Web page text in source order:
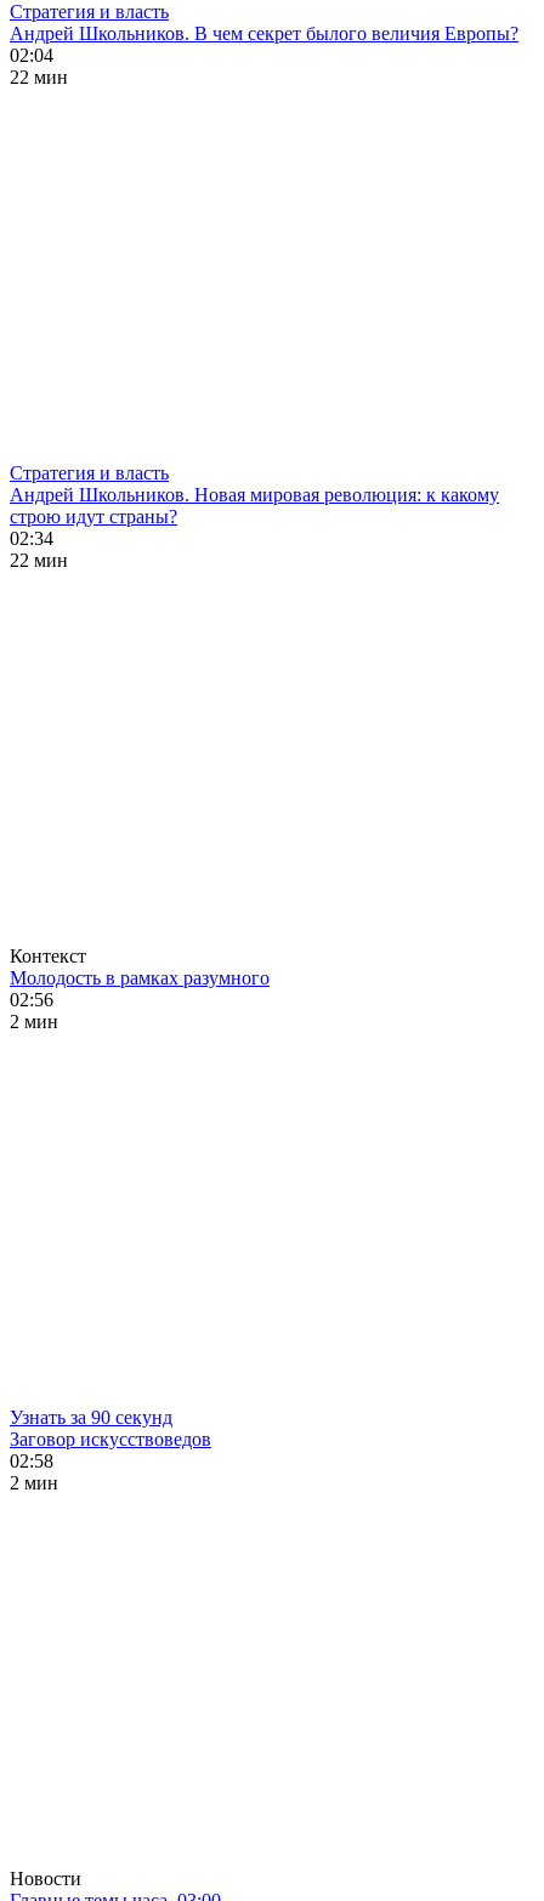
Стратегия и власть
Андрей Школьников. В чем секрет былого величия Европы?
02:04
22 мин
Стратегия и власть
Андрей Школьников. Новая мировая революция: к какому
строю идут страны?
02:34
22 мин
Контекст
Молодость в рамках разумного
02:56
2 мин
Узнать за 90 секунд
Заговор искусствоведов
02:58
2 мин
Новости